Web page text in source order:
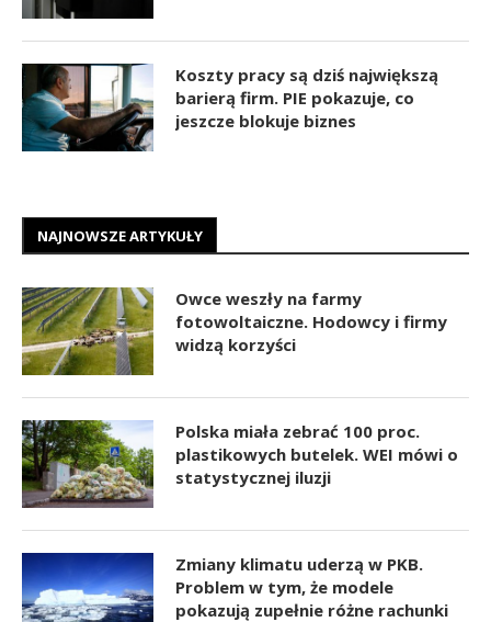
Koszty pracy są dziś największą
barierą firm. PIE pokazuje, co
jeszcze blokuje biznes
NAJNOWSZE ARTYKUŁY
Owce weszły na farmy
fotowoltaiczne. Hodowcy i firmy
widzą korzyści
Polska miała zebrać 100 proc.
plastikowych butelek. WEI mówi o
statystycznej iluzji
Zmiany klimatu uderzą w PKB.
Problem w tym, że modele
pokazują zupełnie różne rachunki